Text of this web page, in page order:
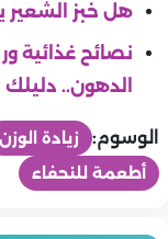
هل خبز
نصائح غذائية
الدهون..
الوسوم: زيادة الوزن
أطعمة للنحفاء